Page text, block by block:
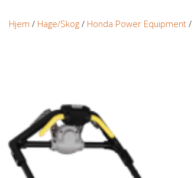
Moped / Scooter
Hjem / Hage/Skog / Honda Power Equipment /